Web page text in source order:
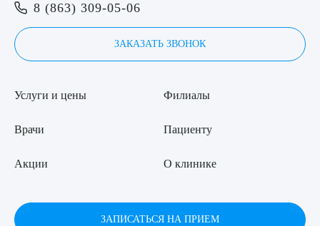
8 (863) 309-05-06
ЗАКАЗАТЬ ЗВОНОК
Услуги и цены
Врачи
Акции
Филиалы
Пациенту
О клинике
ЗАПИСАТЬСЯ НА ПРИЕМ